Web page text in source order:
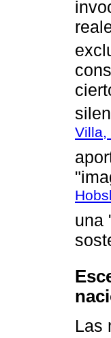
Villa,
una
Las